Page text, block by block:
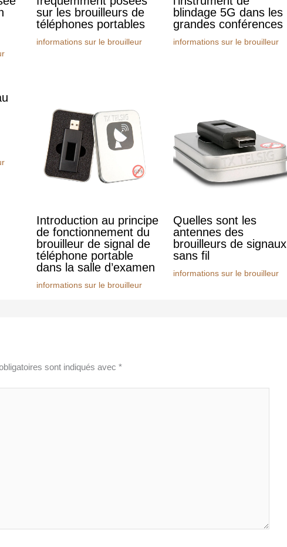
sur les brouilleurs de
téléphones portables
informations sur le brouilleur
blindage 5G dans les
grandes conférences
informations sur le brouilleur
Introduction au principe
de fonctionnement du
brouilleur de signal de
téléphone portable
dans la salle d’examen
informations sur le brouilleur
Quelles sont les
antennes des
brouilleurs de signaux
sans fil
informations sur le brouilleur
sont indiqués avec *